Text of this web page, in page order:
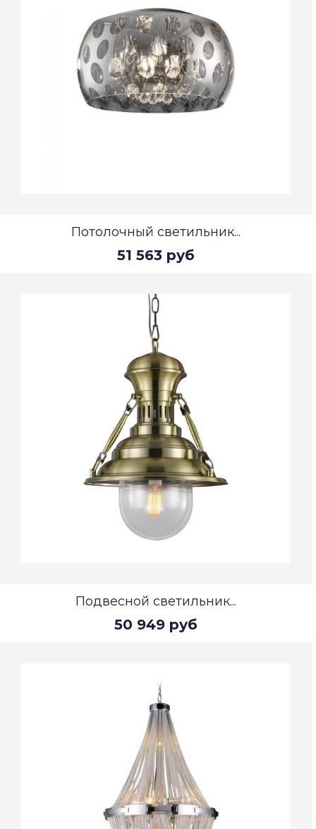
Потолочный светильник...
51 563 руб
Подвесной светильник...
50 949 руб